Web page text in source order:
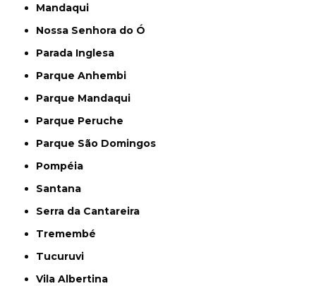
Mandaqui
Nossa Senhora do Ó
Parada Inglesa
Parque Anhembi
Parque Mandaqui
Parque Peruche
Parque São Domingos
Pompéia
Santana
Serra da Cantareira
Tremembé
Tucuruvi
Vila Albertina